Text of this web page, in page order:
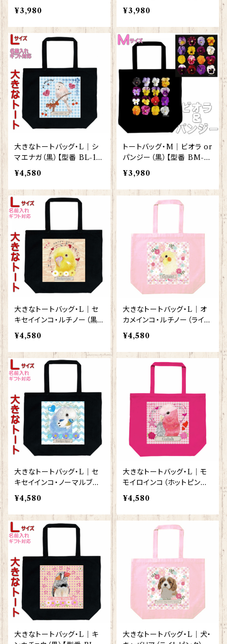
【型番 BM-121】
¥3,980
あーと KYAPIArt しまえ
なが プレゼント ギフト
¥3,980
大きなトートバッグ・L｜シ
マエナガ（黒）【型番 BL-14
5】きゃぴあーと KYAPIArt
しまえなが プレゼント ギフ
ト
¥4,580
トートバッグ・M｜ビオラ or
パンジー（黒）【型番 BM-10
01】花好き プレゼント ギフ
ト おしゃれ 買い物袋 エコ
バッグ
¥3,980
大きなトートバッグ・L｜セ
キセイインコ・ルチノー（黒）
【型番 BL-120】きゃぴあー
と KYAPIArt
¥4,580
大きなトートバッグ・L｜オ
カメインコ・ルチノー（ライト
ピンク）【型番 BLLP-129】
¥4,580
大きなトートバッグ・L｜セ
キセイインコ・ノーマルブル
ー（黒）【型番 BL-121】KYA
PIArt きゃぴあーと
¥4,580
大きなトートバッグ・L｜モ
モイロインコ（ホットピンク）
【型番 BLHP-89】
¥4,580
大きなトートバッグ・L｜キ
大きなトートバッグ・L｜犬・